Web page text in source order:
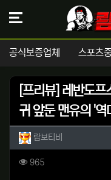
공식보증업체 스포츠
[프리뷰] 레반도
귀 앞둔 맨유의 '역
작성자 정보
람보티비
컨텐츠 정보
965조회